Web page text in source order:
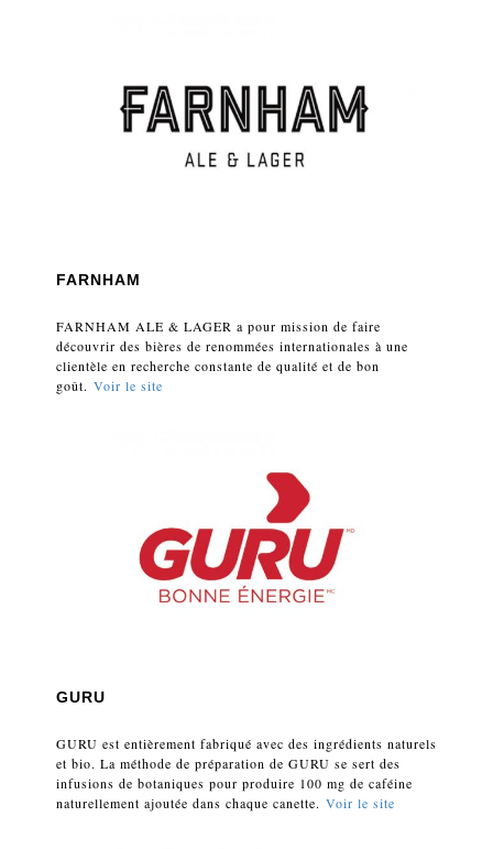
FARNHAM
FARNHAM ALE & LAGER a pour mission de faire
découvrir des bières de renommées internationales à une
clientèle en recherche constante de qualité et de bon
goût. Voir le site
GURU
GURU est entièrement fabriqué avec des ingrédients naturels
et bio. La méthode de préparation de GURU se sert des
infusions de botaniques pour produire 100 mg de caféine
naturellement ajoutée dans chaque canette. Voir le site